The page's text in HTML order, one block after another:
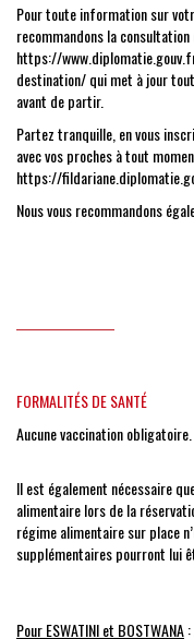
Pour toute information sur
recommandons la
https://
destination/qui met à jour
avant de partir.
Partez tranquille, en vous
avec vos proches à tout
https://
Nous vous recommandons
FORMALITÉSDE SANTÉ
Aucune vaccination
Il est également nécessaire
alimentaire lors de la
régime alimentaire sur place
supplémentaires pourront lui
Pour ESWATINI et BOSTWANA